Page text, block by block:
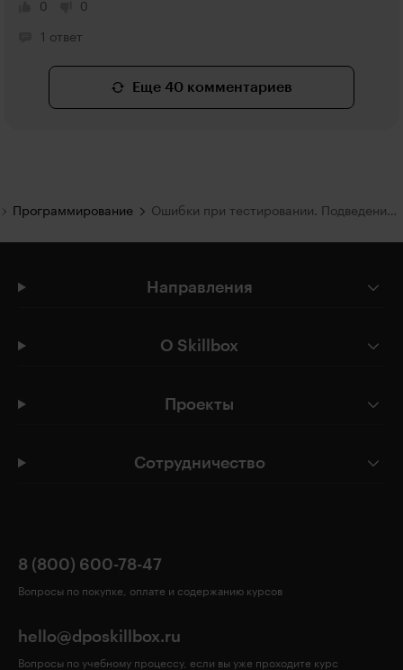
0
0
1 ответ
Еще 40 комментариев
Программирование Ошибки при тестировании. Подведение итогов интенсива
Направления
О Skillbox
Проекты
Сотрудничество
8 (800) 600-78-47
Вопросы по покупке, оплате и содержанию курсов
hello@dposkillbox.ru
Вопросы по учебному процессу, если вы уже проходите курс